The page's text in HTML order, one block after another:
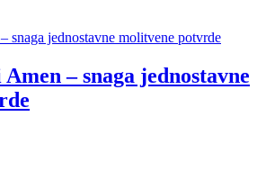
– snaga jednostavne